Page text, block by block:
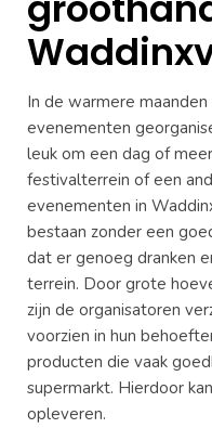
In de warmere
evenementen
leuk om een dag of
festivalterrein of een
evenementen in
bestaan zonder een
dat er genoeg dranken
terrein. Door grote
zijn de organisatoren
voorzien in hun
producten die vaak
supermarkt. Hierdoor
opleveren.